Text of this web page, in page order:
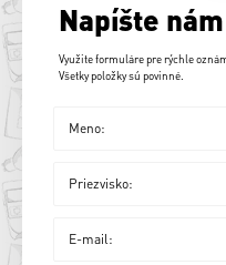
Napíšte nám
Využite formuláre pre rýchle
Všetky položky sú povinné.